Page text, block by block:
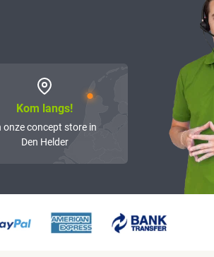
Kom langs!
onze concept store in
Den Helder